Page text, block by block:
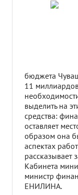
бюджета
11
выделить на
средства:
оставляет
образом она
аспектах
рассказывает
Кабинета
министр
ЕНИЛИНА.